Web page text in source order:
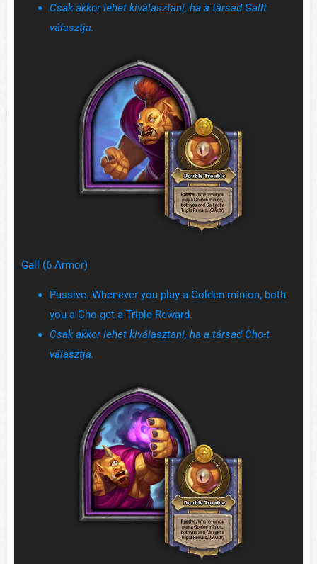
Csak akkor lehet kiválasztani, ha a társad Gallt
választja.
Gall (6 Armor)
Passive. Whenever you play a Golden minion, both
you a Cho get a Triple Reward.
Csak akkor lehet kiválasztani, ha a társad Cho-t
választja.